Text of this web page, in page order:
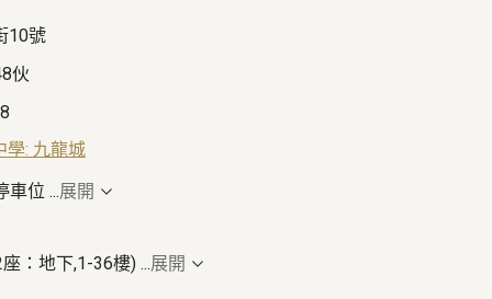
10號
伙
學: 九龍城
車位 ...展開
：地下,1-36樓) ...展開